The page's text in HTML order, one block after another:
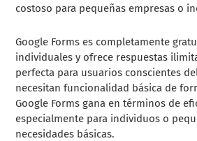
costoso para pequeñas empresas o
Google Forms es completamente
individuales y ofrece respuestas
perfecta para usuarios conscientes
necesitan funcionalidad básica de
Google Forms gana en términos de
especialmente para individuos o
necesidades básicas.